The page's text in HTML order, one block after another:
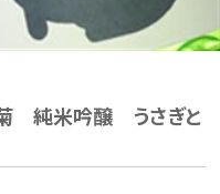
純米吟醸 うさぎと